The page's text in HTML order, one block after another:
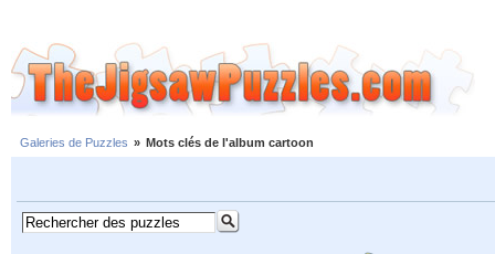
Galeries de Puzzles » Mots clés de l'album cartoon